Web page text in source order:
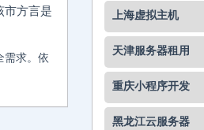
市方言是
需求。依
上海虚拟主机
天津服务器租用
重庆小程序开发
黑龙江云服务器